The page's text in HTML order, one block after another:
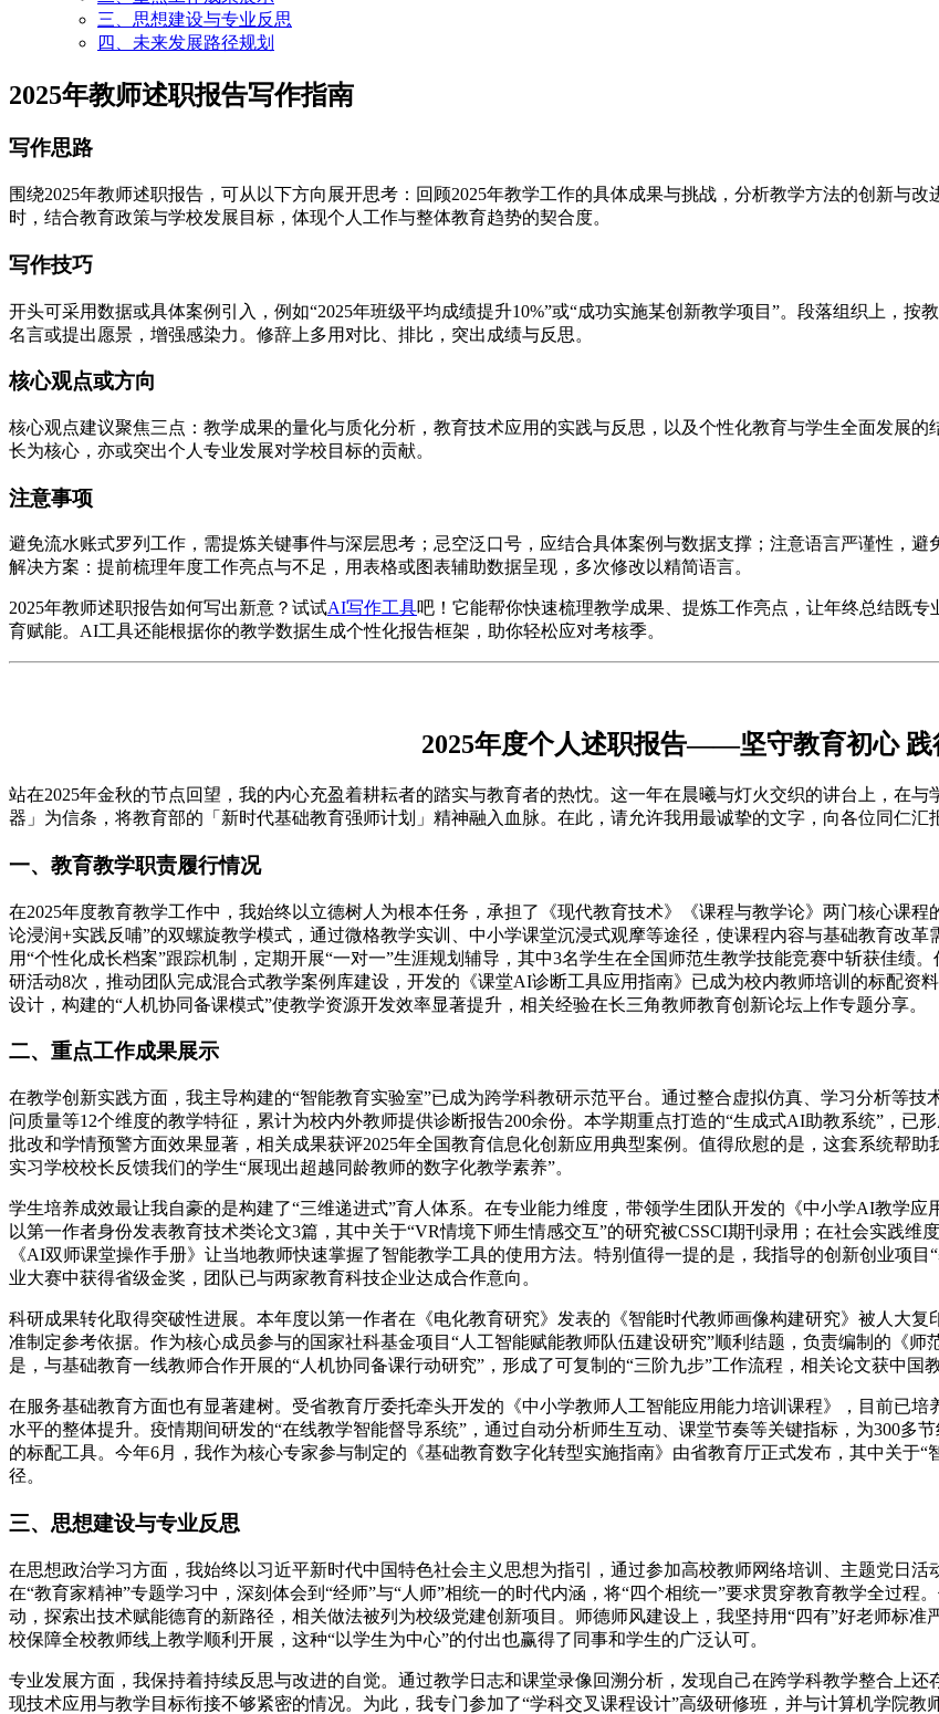
三、思想建设与专业反思
四、未来发展路径规划
2025年教师述职报告写作指南
写作思路
围绕2025年教师述职报告，可从以下方向展开思考：回顾2025年教学工作的具体成果与挑战，分析教学方法的创新与
时，结合教育政策与学校发展目标，体现个人工作与整体教育趋势的契合度。
写作技巧
开头可采用数据或具体案例引入，例如“2025年班级平均成绩提升10%”或“成功实施某创新教学项目”。段落组织上，
名言或提出愿景，增强感染力。修辞上多用对比、排比，突出成绩与反思。
核心观点或方向
核心观点建议聚焦三点：教学成果的量化与质化分析，教育技术应用的实践与反思，以及个性化教育与学生全面发展
长为核心，亦或突出个人专业发展对学校目标的贡献。
注意事项
避免流水账式罗列工作，需提炼关键事件与深层思考；忌空泛口号，应结合具体案例与数据支撑；注意语言严谨性，
解决方案：提前梳理年度工作亮点与不足，用表格或图表辅助数据呈现，多次修改以精简语言。
2025年教师述职报告如何写出新意？试试AI写作工具吧！它能帮你快速梳理教学成果、提炼工作亮点，让年终总结既
育赋能。AI工具还能根据你的教学数据生成个性化报告框架，助你轻松应对考核季。
2025年度个人述职报告——坚守教育初心 践
站在2025年金秋的节点回望，我的内心充盈着耕耘者的踏实与教育者的热忱。这一年在晨曦与灯火交织的讲台上，在
器」为信条，将教育部的「新时代基础教育强师计划」精神融入血脉。在此，请允许我用最诚挚的文字，向各位同仁汇
一、教育教学职责履行情况
在2025年度教育教学工作中，我始终以立德树人为根本任务，承担了《现代教育技术》《课程与教学论》两门核心课
论浸润+实践反哺”的双螺旋教学模式，通过微格教学实训、中小学课堂沉浸式观摩等途径，使课程内容与基础教育改
用“个性化成长档案”跟踪机制，定期开展“一对一”生涯规划辅导，其中3名学生在全国师范生教学技能竞赛中斩获佳绩
研活动8次，推动团队完成混合式教学案例库建设，开发的《课堂AI诊断工具应用指南》已成为校内教师培训的标配资
设计，构建的“人机协同备课模式”使教学资源开发效率显著提升，相关经验在长三角教师教育创新论坛上作专题分享。
二、重点工作成果展示
在教学创新实践方面，我主导构建的“智能教育实验室”已成为跨学科教研示范平台。通过整合虚拟仿真、学习分析等
问质量等12个维度的教学特征，累计为校内外教师提供诊断报告200余份。本学期重点打造的“生成式AI助教系统”，已
批改和学情预警方面效果显著，相关成果获评2025年全国教育信息化创新应用典型案例。值得欣慰的是，这套系统帮
实习学校校长反馈我们的学生“展现出超越同龄教师的数字化教学素养”。
学生培养成效最让我自豪的是构建了“三维递进式”育人体系。在专业能力维度，带领学生团队开发的《中小学AI教学
以第一作者身份发表教育技术类论文3篇，其中关于“VR情境下师生情感交互”的研究被CSSCI期刊录用；在社会实践维
《AI双师课堂操作手册》让当地教师快速掌握了智能教学工具的使用方法。特别值得一提的是，我指导的创新创业项
业大赛中获得省级金奖，团队已与两家教育科技企业达成合作意向。
科研成果转化取得突破性进展。本年度以第一作者在《电化教育研究》发表的《智能时代教师画像构建研究》被人大
准制定参考依据。作为核心成员参与的国家社科基金项目“人工智能赋能教师队伍建设研究”顺利结题，负责编制的《
是，与基础教育一线教师合作开展的“人机协同备课行动研究”，形成了可复制的“三阶九步”工作流程，相关论文获中国
在服务基础教育方面也有显著建树。受省教育厅委托牵头开发的《中小学教师人工智能应用能力培训课程》，目前已
水平的整体提升。疫情期间研发的“在线教学智能督导系统”，通过自动分析师生互动、课堂节奏等关键指标，为300多
的标配工具。今年6月，我作为核心专家参与制定的《基础教育数字化转型实施指南》由省教育厅正式发布，其中关于
径。
三、思想建设与专业反思
在思想政治学习方面，我始终以习近平新时代中国特色社会主义思想为指引，通过参加高校教师网络培训、主题党日
在“教育家精神”专题学习中，深刻体会到“经师”与“人师”相统一的时代内涵，将“四个相统一”要求贯穿教育教学全过
动，探索出技术赋能德育的新路径，相关做法被列为校级党建创新项目。师德师风建设上，我坚持用“四有”好老师标
校保障全校教师线上教学顺利开展，这种“以学生为中心”的付出也赢得了同事和学生的广泛认可。
专业发展方面，我保持着持续反思与改进的自觉。通过教学日志和课堂录像回溯分析，发现自己在跨学科教学整合上
现技术应用与教学目标衔接不够紧密的情况。为此，我专门参加了“学科交叉课程设计”高级研修班，并与计算机学院